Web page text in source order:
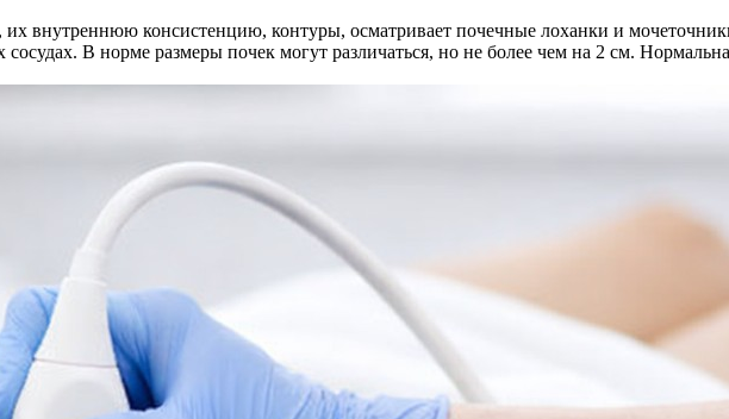
внутреннюю консистенцию, контуры, осматривает почечные лоханки и
В норме размеры почек могут различаться, но не более чем на 2 см.